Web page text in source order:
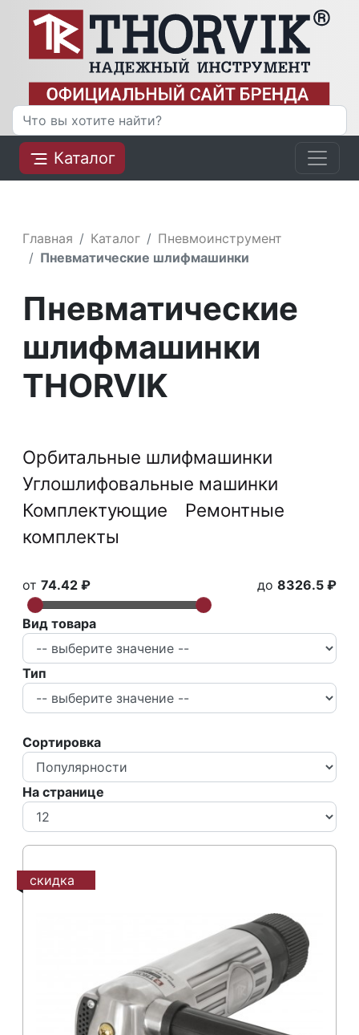
Каталог
Главная Каталог
Пневмоинструмент
Пневматические шлифмашинки
Пневматические
шлифмашинки
THORVIK
Орбитальные шлифмашинки
Углошлифовальные машинки
Комплектующие
Ремонтные
комплекты
от74.42 ₽ до 8326.5 ₽
Вид товара
Тип
Сортировка
На странице
скидка